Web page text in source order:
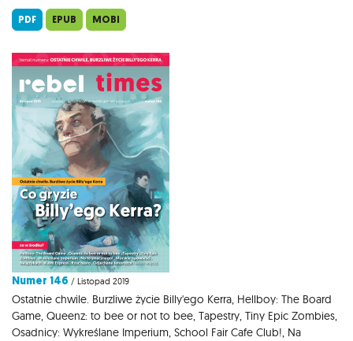
PDF EPUB MOBI
Numer 146 / Listopad 2019
Ostatnie chwile. Burzliwe życie Billy'ego Kerra, Hellboy: The Board
Game, Queenz: to bee or not to bee, Tapestry, Tiny Epic Zombies,
Osadnicy: Wykreślane Imperium, School Fair Cafe Club!, Na